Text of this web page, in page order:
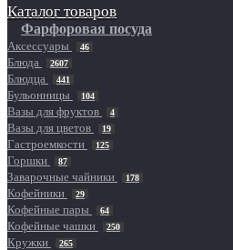
Каталог товаров
Фарфоровая посуда
Аксессуары 46
Блюда 2607
Блюдца 441
Бульонницы 104
Вазы для фруктов 4
Вазы для цветов 19
Гастроемкости 125
Горшки 87
Заварочные чайники 178
Кофейники 29
Кофейные пары 64
Кофейные чашки 250
Кружки 265